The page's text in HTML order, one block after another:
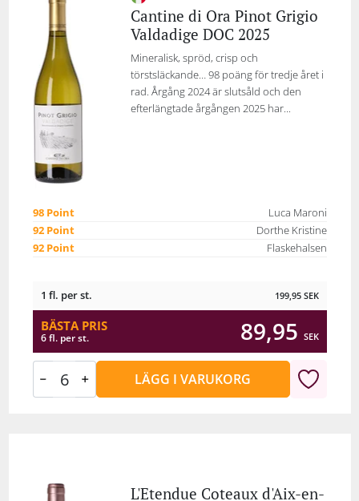
Cantine di Ora Pinot Grigio
Valdadige DOC 2025
Mineralisk, spröd, crisp och
törstsläckande… 98 poäng för tredje året i
rad. Årgång 2024 är slutsåld och den
efterlängtade årgången 2025 har...
98 Point
Luca Maroni
92 Point
Dorthe Kristine
92 Point
Flaskehalsen
1 fl. per st. 199,95 SEK
BÄSTA PRIS
6 fl. per st. 89,95 SEK
LÄGG I VARUKORG
L'Etendue Coteaux d'Aix-en-